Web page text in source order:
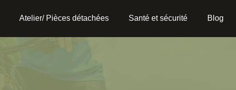
Atelier/ Pièces détachées Santé et sécurité Blog